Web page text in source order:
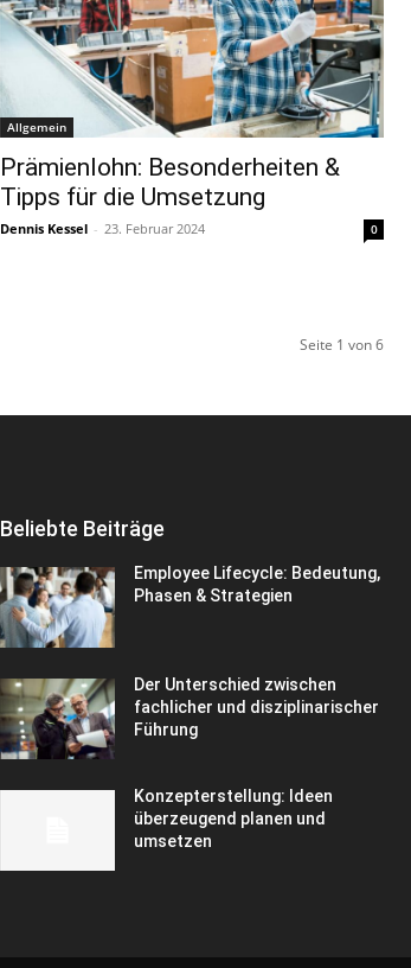
Allgemein
Prämienlohn: Besonderheiten &
Tipps für die Umsetzung
Dennis Kessel - 23. Februar 2024 0
Seite 1 von 6
Beliebte Beiträge
Employee Lifecycle: Bedeutung,
Phasen & Strategien
Der Unterschied zwischen
fachlicher und disziplinarischer
Führung
Konzepterstellung: Ideen
überzeugend planen und
umsetzen